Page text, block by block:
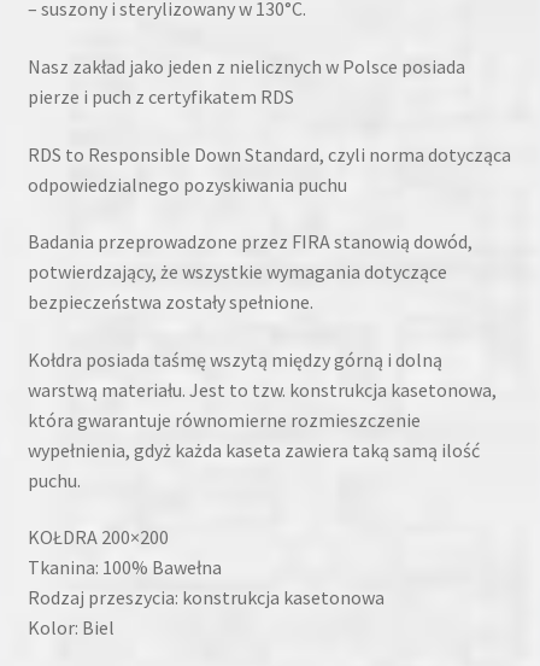
– suszony i sterylizowany w 130°C.
Nasz zakład jako jeden z nielicznych w Polsce posiada
pierze i puch z certyfikatem RDS
RDS to Responsible Down Standard, czyli norma dotycząca
odpowiedzialnego pozyskiwania puchu
Badania przeprowadzone przez FIRA stanowią dowód,
potwierdzający, że wszystkie wymagania dotyczące
bezpieczeństwa zostały spełnione.
Kołdra posiada taśmę wszytą między górną i dolną
warstwą materiału. Jest to tzw. konstrukcja kasetonowa,
która gwarantuje równomierne rozmieszczenie
wypełnienia, gdyż każda kaseta zawiera taką samą ilość
puchu.
KOŁDRA 200×200
Tkanina: 100% Bawełna
Rodzaj przeszycia: konstrukcja kasetonowa
Kolor: Biel